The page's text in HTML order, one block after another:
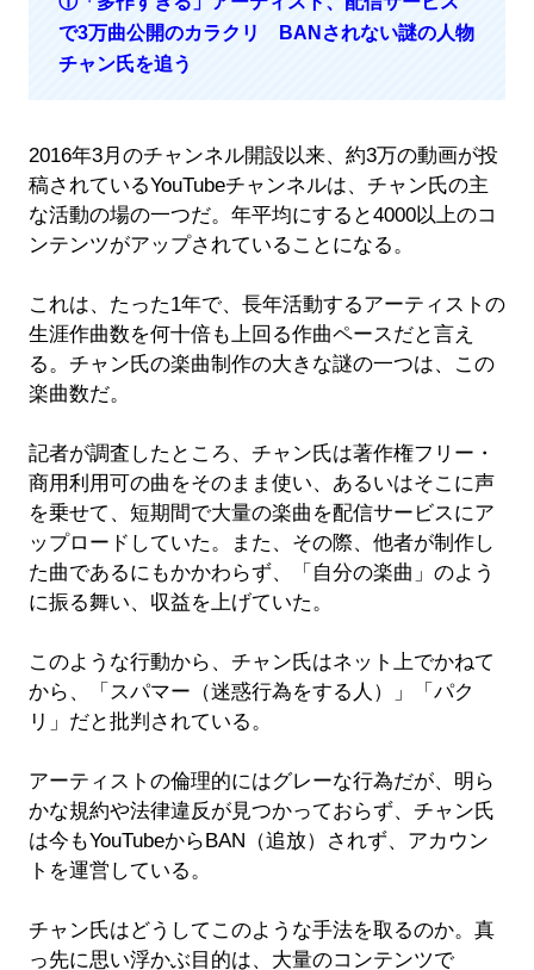
で3万曲公開のカラクリ BANされない謎の人物
チャン氏を追う
2016年3月のチャンネル開設以来、約3万の動画が投
稿されているYouTubeチャンネルは、チャン氏の主
な活動の場の一つだ。年平均にすると4000以上のコ
ンテンツがアップされていることになる。
これは、たった1年で、長年活動するアーティストの
生涯作曲数を何十倍も上回る作曲ペースだと言え
る。チャン氏の楽曲制作の大きな謎の一つは、この
楽曲数だ。
記者が調査したところ、チャン氏は著作権フリー・
商用利用可の曲をそのまま使い、あるいはそこに声
を乗せて、短期間で大量の楽曲を配信サービスにア
ップロードしていた。また、その際、他者が制作し
た曲であるにもかかわらず、「自分の楽曲」のよう
に振る舞い、収益を上げていた。
このような行動から、チャン氏はネット上でかねて
から、「スパマー（迷惑行為をする人）」「パク
リ」だと批判されている。
アーティストの倫理的にはグレーな行為だが、明ら
かな規約や法律違反が見つかっておらず、チャン氏
は今もYouTubeからBAN（追放）されず、アカウン
トを運営している。
チャン氏はどうしてこのような手法を取るのか。真
っ先に思い浮かぶ目的は、大量のコンテンツで